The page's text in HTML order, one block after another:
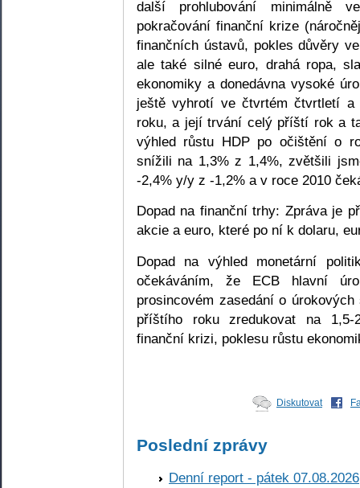
další prohlubování minimálně
pokračování finanční krize
finančních ústavů, pokles důvěry
ale také silné euro, drahá ropa,
ekonomiky a donedávna vysoké
ještě vyhrotí ve čtvrtém čtvrtletí
roku, a její trvání celý příští rok a
výhled růstu HDP po očištění o
snížili na 1,3% z 1,4%, zvětšili
-2,4% y/y z -1,2% a v roce 2010
Dopad na finanční trhy: Zpráva je
akcie a euro, které po ní k dolaru,
Dopad na výhled monetární
očekáváním, že ECB hlavní
prosincovém zasedání o
příštího roku zredukovat na
finanční krizi, poklesu růstu
Diskutovat
Poslední zprávy
Denní report - pátek 07.08.2026